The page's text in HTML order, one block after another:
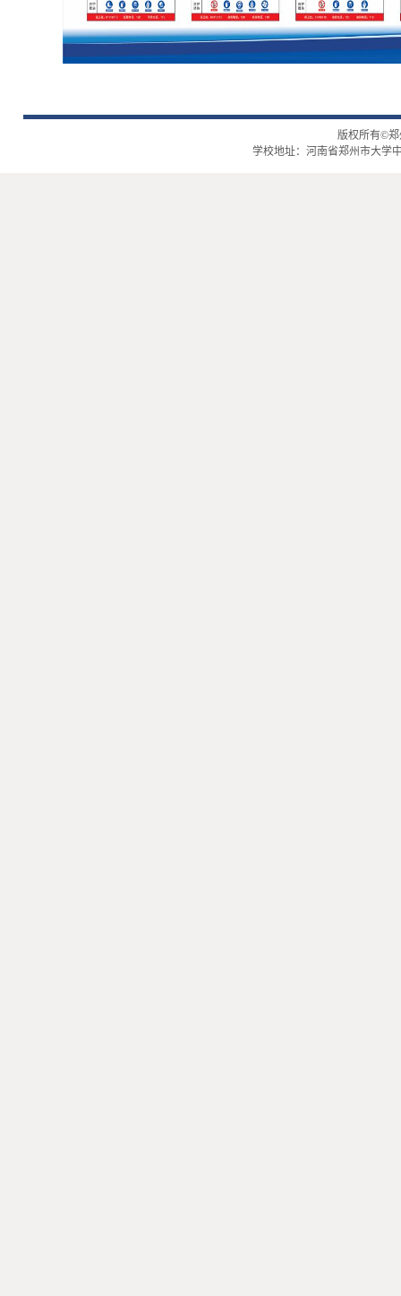
版权所有©郑
学校地址：河南省郑州市大学中